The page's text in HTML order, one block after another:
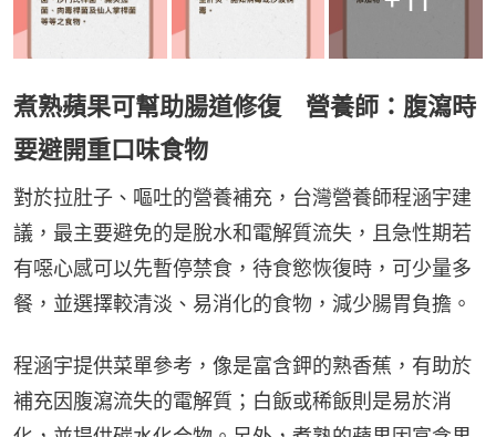
煮熟蘋果可幫助腸道修復 營養師：腹瀉時
要避開重口味食物
對於拉肚子、嘔吐的營養補充，台灣營養師程涵宇建
議，最主要避免的是脫水和電解質流失，且急性期若
有噁心感可以先暫停禁食，待食慾恢復時，可少量多
餐，並選擇較清淡、易消化的食物，減少腸胃負擔。
程涵宇提供菜單參考，像是富含鉀的熟香蕉，有助於
補充因腹瀉流失的電解質；白飯或稀飯則是易於消